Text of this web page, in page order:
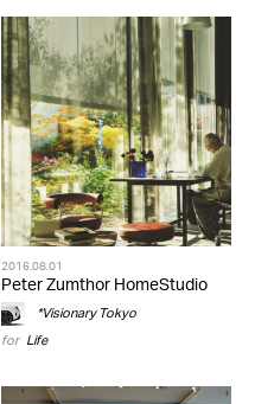
2016.08.01
Peter Zumthor HomeStudio
*Visionary Tokyo
for Life